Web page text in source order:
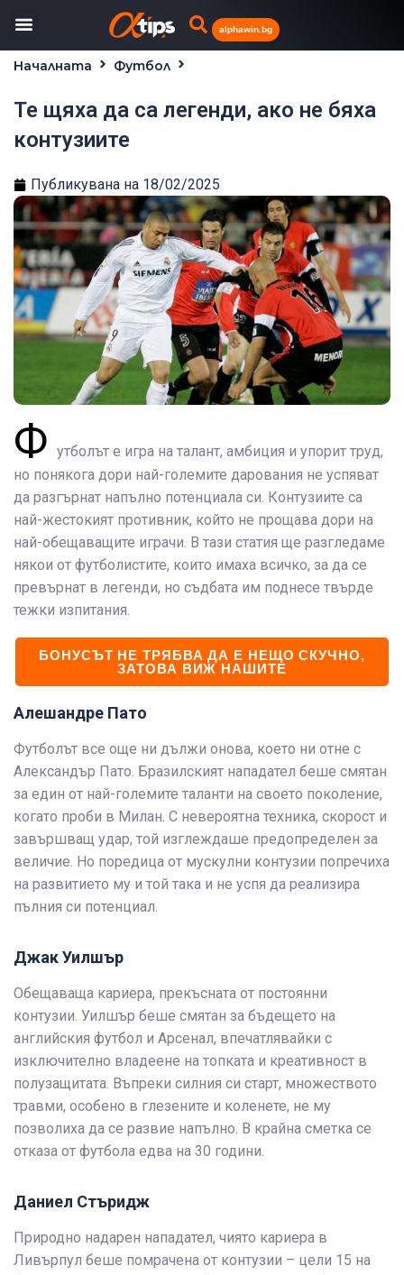
alphawin.bg
Началната
Футбол
Те щяха да са легенди, ако не бяха
контузиите
Публикувана на 18/02/2025
Ф утболът е игра на талант, амбиция и упорит труд,
но понякога дори най-големите дарования не успяват
да разгърнат напълно потенциала си. Контузиите са
най-жестокият противник, който не прощава дори на
най-обещаващите играчи. В тази статия ще разгледаме
някои от футболистите, които имаха всичко, за да се
превърнат в легенди, но съдбата им поднесе твърде
тежки изпитания.
БОНУСЪТ НЕ ТРЯБВА ДА Е НЕЩО СКУЧНО,
ЗАТОВА ВИЖ НАШИТЕ
Алешандре Пато
Футболът все още ни дължи онова, което ни отне с
Александър Пато. Бразилският нападател беше смятан
за един от най-големите таланти на своето поколение,
когато проби в Милан. С невероятна техника, скорост и
завършващ удар, той изглеждаше предопределен за
величие. Но поредица от мускулни контузии попречиха
на развитието му и той така и не успя да реализира
пълния си потенциал.
Джак Уилшър
Обещаваща кариера, прекъсната от постоянни
контузии. Уилшър беше смятан за бъдещето на
английския футбол и Арсенал, впечатлявайки с
изключително владеене на топката и креативност в
полузащитата. Въпреки силния си старт, множеството
травми, особено в глезените и коленете, не му
позволиха да се развие напълно. В крайна сметка се
отказа от футбола едва на 30 години.
Даниел Стъридж
Природно надарен нападател, чиято кариера в
Ливърпул беше помрачена от контузии – цели 15 на